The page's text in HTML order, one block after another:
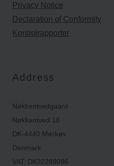
Privacy Notice
Declaration of Conformity
Kontrolrapporter
Address
Nøkkentvedgaard
Nøkkentved 18
DK-4440 Mørkøv
Denmark
VAT: DK32289096